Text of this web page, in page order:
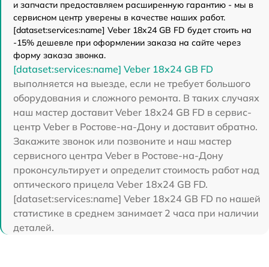
и запчасти предоставляем расширенную гарантию - мы в
сервисном центр уверены в качестве наших работ.
[dataset:services:name] Veber 18x24 GB FD будет стоить на
-15% дешевле при оформлении заказа на сайте через
форму заказа звонка.
[dataset:services:name] Veber 18x24 GB FD
выполняется на выезде, если не требует большого
оборудования и сложного ремонта. В таких случаях
наш мастер доставит Veber 18x24 GB FD в сервис-
центр Veber в Ростове-на-Дону и доставит обратно.
Закажите звонок или позвоните и наш мастер
сервисного центра Veber в Ростове-на-Дону
проконсультирует и определит стоимость работ над
оптического прицела Veber 18x24 GB FD.
[dataset:services:name] Veber 18x24 GB FD по нашей
статистике в среднем занимает 2 часа при наличии
деталей.